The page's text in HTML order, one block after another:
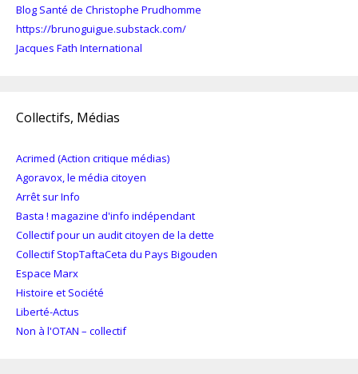
Blog Santé de Christophe Prudhomme
https://brunoguigue.substack.com/
Jacques Fath International
Collectifs, Médias
Acrimed (Action critique médias)
Agoravox, le média citoyen
Arrêt sur Info
Basta ! magazine d'info indépendant
Collectif pour un audit citoyen de la dette
Collectif StopTaftaCeta du Pays Bigouden
Espace Marx
Histoire et Société
Liberté-Actus
Non à l'OTAN – collectif